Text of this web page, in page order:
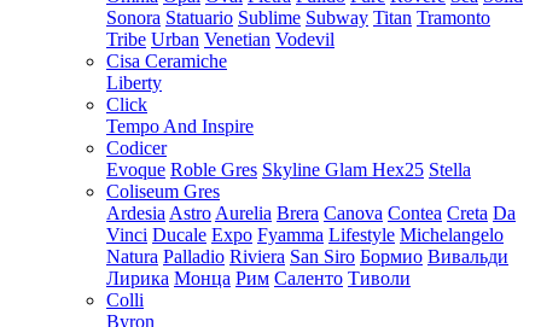
Sonora Statuario Sublime Subway Titan Tramonto
Tribe Urban Venetian Vodevil
Cisa Ceramiche
Liberty
Click
Tempo And Inspire
Codicer
Evoque Roble Gres Skyline Glam Hex25 Stella
Coliseum Gres
Ardesia Astro Aurelia Brera Canova Contea Creta Da
Vinci Ducale Expo Fyamma Lifestyle Michelangelo
Natura Palladio Riviera San Siro Бормио Вивальди
Лирика Монца Рим Саленто Тиволи
Colli
Byron